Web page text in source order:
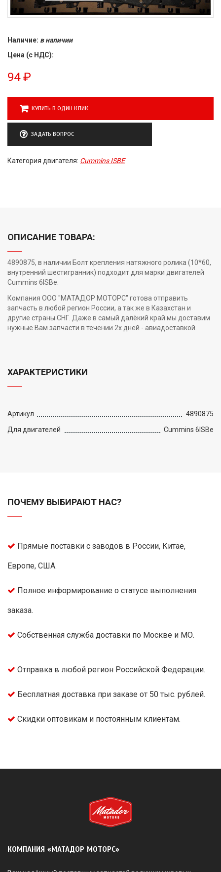
Наличие: в наличии
Цена (с НДС):
94₽
КУПИТЬ В ОДИН КЛИК
ЗАДАТЬ ВОПРОС
Категория двигателя: Cummins ISBE
ОПИСАНИЕ ТОВАРА:
4890875, в наличии Болт крепления натяжного ролика (10*60,
внутренний шестигранник) подходит для марки двигателей
Cummins 6ISВе.
Компания ООО "МАТАДОР МОТОРС" готова отправить
запчасть в любой регион России, а так же в Казахстан и
другие страны СНГ. Даже в самый далёкий край мы доставим
нужные Вам запчасти в течении 2х дней - авиадоставкой.
ХАРАКТЕРИСТИКИ
Артикул
4890875
Для двигателей
Cummins 6ISВе
ПОЧЕМУ ВЫБИРАЮТ НАС?
Прямые поставки с заводов в России, Китае,
Европе, США.
Полное информирование о статусе выполнения
заказа.
Собственная служба доставки по Москве и МО.
Отправка в любой регион Российской Федерации.
Бесплатная доставка при заказе от 50 тыс. рублей.
Скидки оптовикам и постоянным клиентам.
КОМПАНИЯ «МАТАДОР МОТОРС»